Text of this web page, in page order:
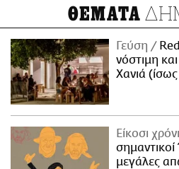
ΘΕΜΑΤΑ
Γεύση
νόστιμη
Χανιά
Είκοσι
σημαντικοί
μεγάλες